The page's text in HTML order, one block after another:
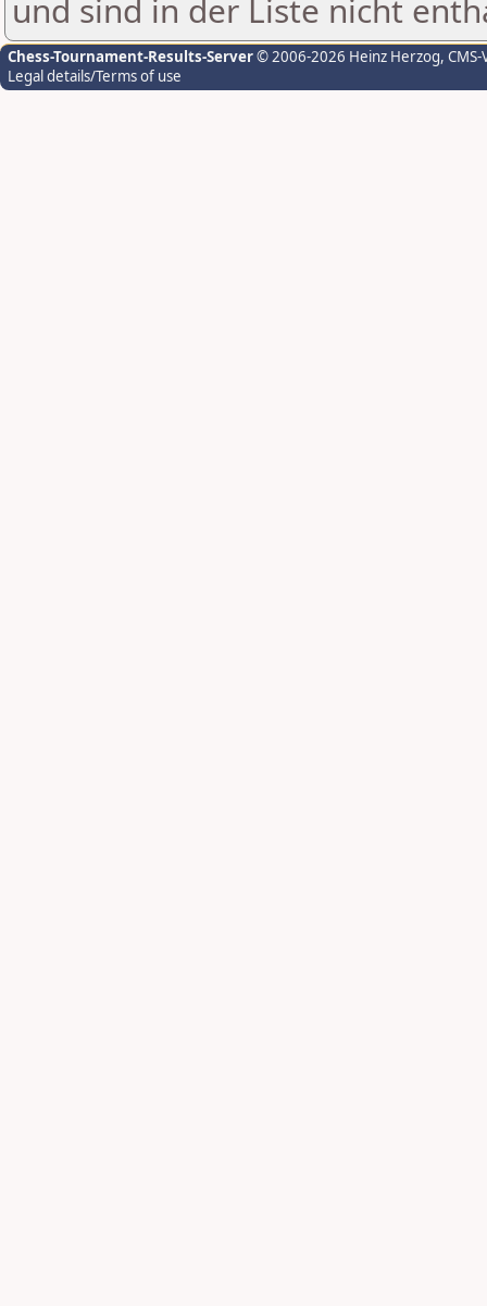
und sind in der Liste nicht
Chess-Tournament-Results-Server© 2006-2026 Heinz Herzog,
Legal details/Terms of use